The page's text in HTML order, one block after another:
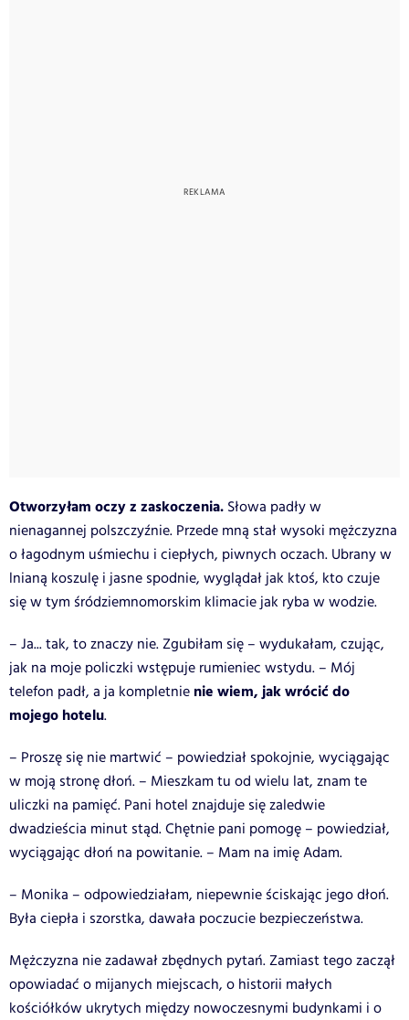
Otworzyłam oczy z zaskoczenia. Słowa padły w
nienagannej polszczyźnie. Przede mną stał wysoki mężczyzna
o łagodnym uśmiechu i ciepłych, piwnych oczach. Ubrany w
lnianą koszulę i jasne spodnie, wyglądał jak ktoś, kto czuje
się w tym śródziemnomorskim klimacie jak ryba w wodzie.
– Ja... tak, to znaczy nie. Zgubiłam się – wydukałam, czując,
jak na moje policzki wstępuje rumieniec wstydu. – Mój
telefon padł, a ja kompletnie nie wiem, jak wrócić do
mojego hotelu.
– Proszę się nie martwić – powiedział spokojnie, wyciągając
w moją stronę dłoń. – Mieszkam tu od wielu lat, znam te
uliczki na pamięć. Pani hotel znajduje się zaledwie
dwadzieścia minut stąd. Chętnie pani pomogę – powiedział,
wyciągając dłoń na powitanie. – Mam na imię Adam.
– Monika – odpowiedziałam, niepewnie ściskając jego dłoń.
Była ciepła i szorstka, dawała poczucie bezpieczeństwa.
Mężczyzna nie zadawał zbędnych pytań. Zamiast tego zaczął
opowiadać o mijanych miejscach, o historii małych
kościółków ukrytych między nowoczesnymi budynkami i o